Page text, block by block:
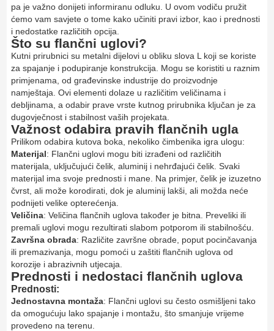
pa je važno donijeti informiranu odluku. U ovom vodiču pružit
ćemo vam savjete o tome kako učiniti pravi izbor, kao i prednosti
i nedostatke različitih opcija.
Što su flančni uglovi?
Kutni prirubnici su metalni dijelovi u obliku slova L koji se koriste
za spajanje i podupiranje konstrukcija. Mogu se koristiti u raznim
primjenama, od građevinske industrije do proizvodnje
namještaja. Ovi elementi dolaze u različitim veličinama i
debljinama, a odabir prave vrste kutnog prirubnika ključan je za
dugovječnost i stabilnost vaših projekata.
Važnost odabira pravih flančnih ugla
Prilikom odabira kutova boka, nekoliko čimbenika igra ulogu:
Materijal: Flančni uglovi mogu biti izrađeni od različitih
materijala, uključujući čelik, aluminij i nehrđajući čelik. Svaki
materijal ima svoje prednosti i mane. Na primjer, čelik je izuzetno
čvrst, ali može korodirati, dok je aluminij lakši, ali možda neće
podnijeti velike opterećenja.
Veličina: Veličina flančnih uglova također je bitna. Preveliki ili
premali uglovi mogu rezultirati slabom potporom ili stabilnošću.
Završna obrada: Različite završne obrade, poput pocinčavanja
ili premazivanja, mogu pomoći u zaštiti flančnih uglova od
korozije i abrazivnih utjecaja.
Prednosti i nedostaci flančnih uglova
Prednosti:
Jednostavna montaža: Flančni uglovi su često osmišljeni tako
da omogućuju lako spajanje i montažu, što smanjuje vrijeme
provedeno na terenu.